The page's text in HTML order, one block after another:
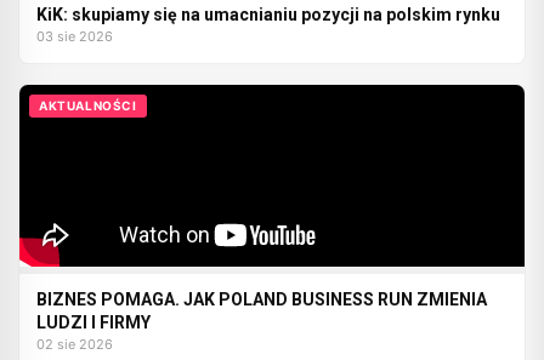
KiK: skupiamy się na umacnianiu pozycji na polskim rynku
03 sie 2026
AKTUALNOŚCI
BIZNES POMAGA. JAK POLAND BUSINESS RUN ZMIENIA
LUDZI I FIRMY
02 sie 2026